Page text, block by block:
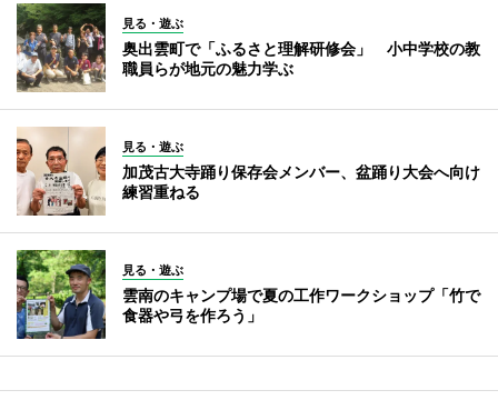
見る・遊ぶ
奥出雲町で「ふるさと理解研修会」 小中学校の教
職員らが地元の魅力学ぶ
見る・遊ぶ
加茂古大寺踊り保存会メンバー、盆踊り大会へ向け
練習重ねる
見る・遊ぶ
雲南のキャンプ場で夏の工作ワークショップ「竹で
食器や弓を作ろう」